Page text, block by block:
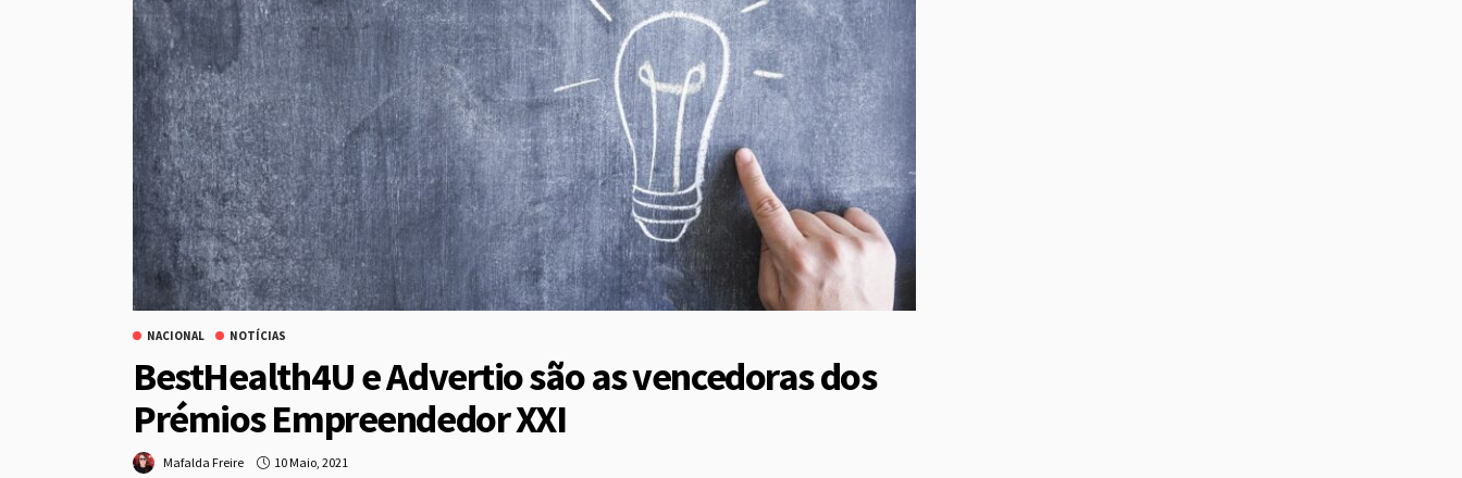
NACIONAL NOTÍCIAS
BestHealth4U e Advertio são as vencedoras dos
Prémios Empreendedor XXI
Mafalda Freire 10 Maio, 2021